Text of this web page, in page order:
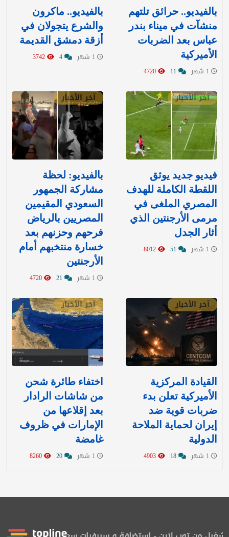
بالفيديو.. حرائق تلتهم
منشآت في ميناء بندر
عباس بعد الضربات
الأميركية
بالفيديو.. ماكرون
والشرع يتجولان في
أزقة دمشق القديمة
آخر الأخبار
فيديو جديد يوثق
اللقطة الكاملة للهدف
المصري الملغى في
مرمى الأرجنتين الذي
أثار الجدل
آخر الأخبار
بالفيديو: لحظة
مشاركة الجمهور
السعودي المقيمين
المصريين بالرياض
فرحهم وحزنهم بعد
خسارة منتخبهم أمام
الأرجنتين
آخر الأخبار
القيادة المركزية
الأميركية تعلن بدء
ضربات قوية ضد
إيران لحماية الملاحة
الدولية
آخر الأخبار
اختفاء طائرة شحن
من شاشات الرادار
بعد إقلاعها من
الإمارات في ظروف
غامضة